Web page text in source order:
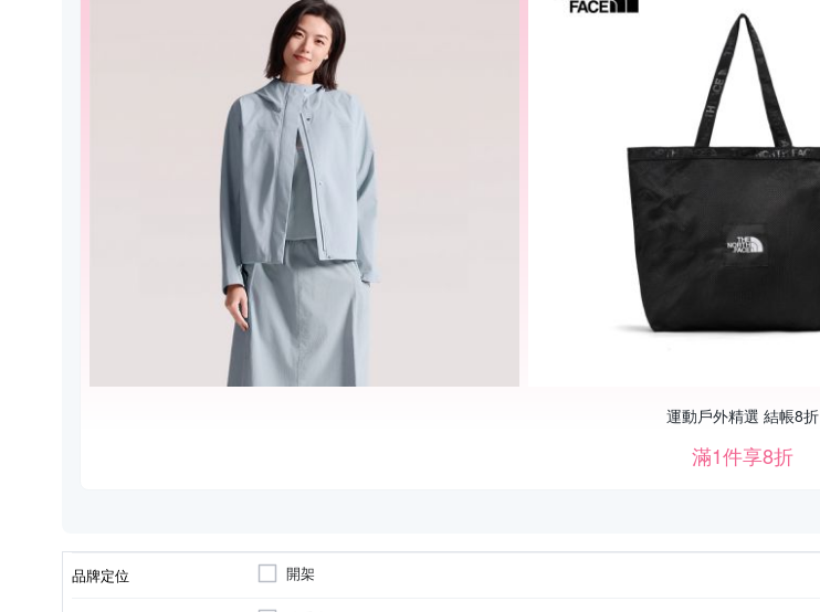
運動戶外精選 結帳8折
滿1件享8折
品牌定位 開架